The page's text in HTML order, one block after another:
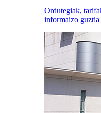
Ordutegiak,
informaizo guztia